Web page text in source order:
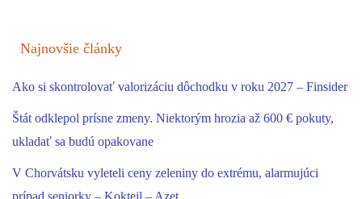
Najnovšie články
Ako si skontrolovať valorizáciu dôchodku v roku 2027 – Finsider
Štát odklepol prísne zmeny. Niektorým hrozia až 600 € pokuty,
ukladať sa budú opakovane
V Chorvátsku vyleteli ceny zeleniny do extrému, alarmujúci